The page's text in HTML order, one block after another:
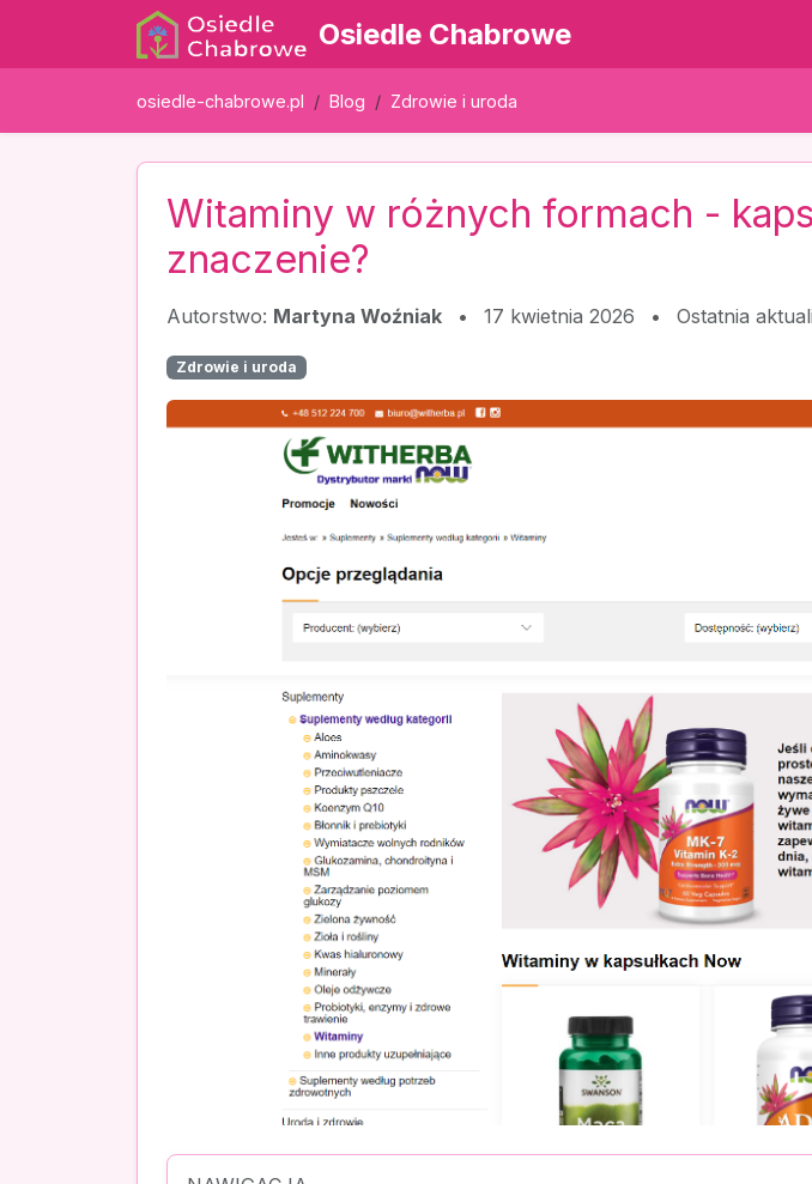
Osiedle Chabrowe
osiedle-chabrowe.pl Blog Zdrowie i uroda
Witaminy w różnych formach -
znaczenie?
Autorstwo: Martyna Woźniak • 17 kwietnia 2026 • Ostatnia
Zdrowie i uroda